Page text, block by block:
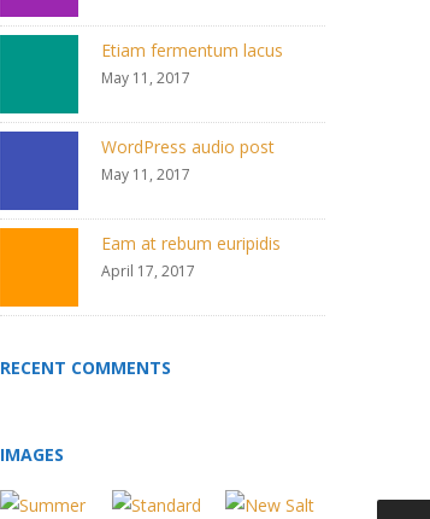
Etiam fermentum lacus
May 11, 2017
WordPress audio post
May 11, 2017
Eam at rebum euripidis
April 17, 2017
RECENT COMMENTS
IMAGES